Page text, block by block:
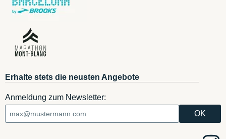
Erhalte stets die neusten Angebote
Anmeldung zum Newsletter: